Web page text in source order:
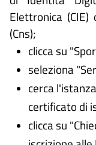
Elettronica
(Cns);
clicca su
seleziona
cerca
certificato di
clicca su